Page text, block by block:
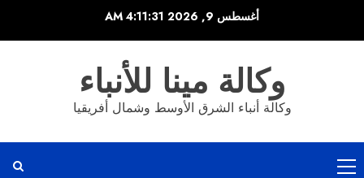
أغسطس 9, 2026 4:11:31 AM
وكالة مينا للأنباء
وكالة أنباء الشرق الأوسط وشمال أفريقيا
القائمة